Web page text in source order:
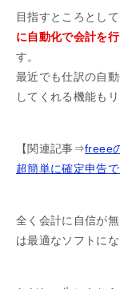
目指すところとし
に自動化で会計を
す。
最近でも仕訳の自
してくれる機能も
【関連記事⇒freee
超簡単に確定申告
全く会計に自信が
は最適なソフトにな